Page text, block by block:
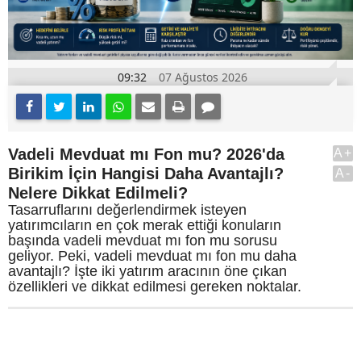
09:32 07 Ağustos 2026
Vadeli Mevduat mı Fon mu? 2026'da
Birikim İçin Hangisi Daha Avantajlı?
Nelere Dikkat Edilmeli?
Tasarruflarını değerlendirmek isteyen
yatırımcıların en çok merak ettiği konuların
başında vadeli mevduat mı fon mu sorusu
geliyor. Peki, vadeli mevduat mı fon mu daha
avantajlı? İşte iki yatırım aracının öne çıkan
özellikleri ve dikkat edilmesi gereken noktalar.
A+
A-